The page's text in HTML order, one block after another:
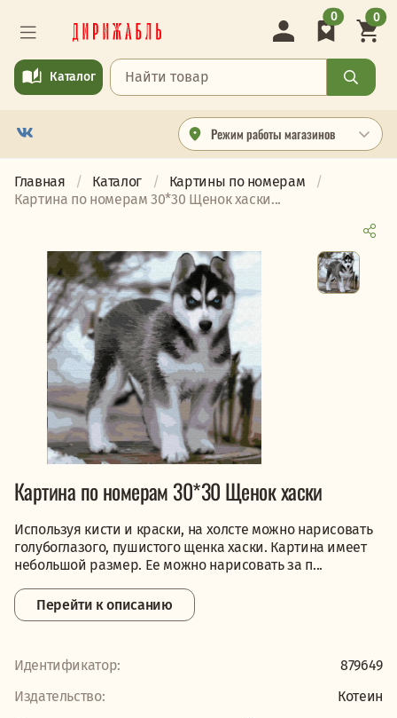
Режим работы магазинов
Каталог
0 0
Главная Каталог
Картины по номерам
Картина по номерам 30*30 Щенок хаски...
Картина по номерам 30*30 Щенок хаски
Используя кисти и краски, на холсте можно нарисовать
голубоглазого, пушистого щенка хаски. Картина имеет
небольшой размер. Ее можно нарисовать за п...
Перейти к описанию
Идентификатор:
879649
Издательство:
Котеин